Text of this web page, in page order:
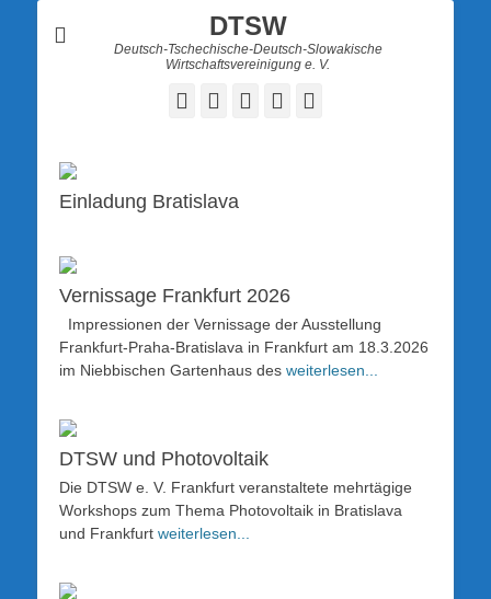
DTSW
Deutsch-Tschechische-Deutsch-Slowakische
Wirtschaftsvereinigung e. V.
Facebook
TwitterLinkedInYouTube
Einladung Bratislava
Vernissage Frankfurt 2026
Impressionen der Vernissage der Ausstellung
Frankfurt-Praha-Bratislava in Frankfurt am 18.3.2026
im Niebbischen Gartenhaus des weiterlesen...
DTSW und Photovoltaik
Die DTSW e. V. Frankfurt veranstaltete mehrtägige
Workshops zum Thema Photovoltaik in Bratislava
und Frankfurt weiterlesen...